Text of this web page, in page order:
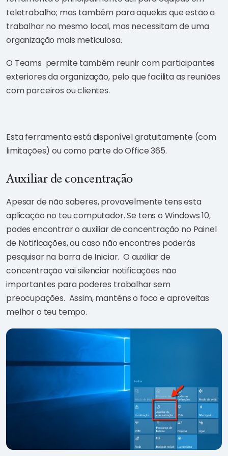
teletrabalho; mas também para aquelas que estão a
trabalhar no mesmo local, mas necessitam de uma
organização mais meticulosa.
O Teams permite também reunir com participantes
exteriores da organização, pelo que facilita as reuniões
com parceiros ou clientes.
Esta ferramenta está disponível gratuitamente (com
limitações) ou como parte do Office 365.
Auxiliar de concentração
Apesar de não saberes, provavelmente tens esta
aplicação no teu computador. Se tens o Windows 10,
podes encontrar o auxiliar de concentração no Painel
de Notificações, ou caso não encontres poderás
pesquisar na barra de Iniciar. O auxiliar de
concentração vai silenciar notificações não
importantes para poderes trabalhar sem
preocupações. Assim, manténs o foco e aproveitas
melhor o teu tempo.